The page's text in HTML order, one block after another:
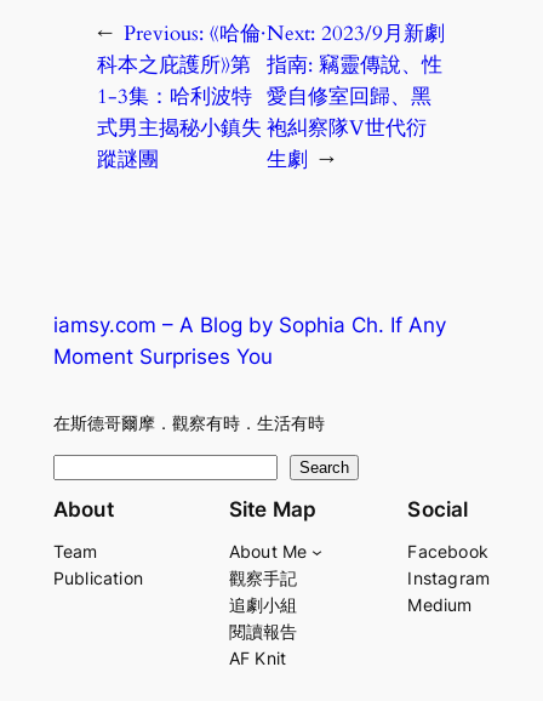
← Previous: 《哈倫·
科本之庇護所》第
1-3集：哈利波特
式男主揭秘小鎮失
蹤謎團
Next: 2023/9月新劇
指南: 竊靈傳說、性
愛自修室回歸、黑
袍糾察隊V世代衍
生劇 →
iamsy.com – A Blog by Sophia Ch. If Any
Moment Surprises You
在斯德哥爾摩．觀察有時．生活有時
e
r
Search
About
Team
Publication
Site Map
About Me
觀察手記
追劇小組
閱讀報告
AF Knit
Social
Facebook
Instagram
Medium